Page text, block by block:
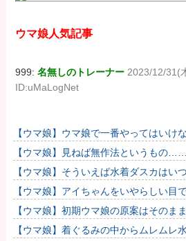
ウマ娘人気記事
999:名無しのトレーナー 2023/12/31(
ID:uMaLogNet
【ウマ娘】ウマ娘で一番やってはいけ
も育成でもグッズでもなく、これ。
【ウマ娘】見ねば無作法というもの
エ…（殴
【ウマ娘】そういえば水着ダスカはい
ｯｯｯ
【ウマ娘】アイちゃんをいやらしい目
りました…
【ウマ娘】初期ウマ娘の原案はそのま
がないんだ。
【ウマ娘】着ぐるみの中からムレムレ